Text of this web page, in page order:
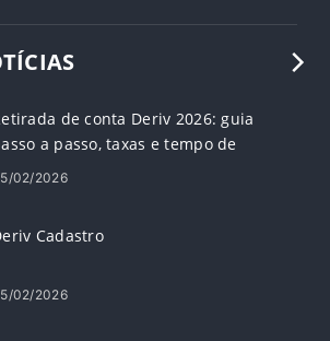
de conta Deriv 2026: guia
a passo, taxas e tempo de
02/2026
Cadastro
02/2026